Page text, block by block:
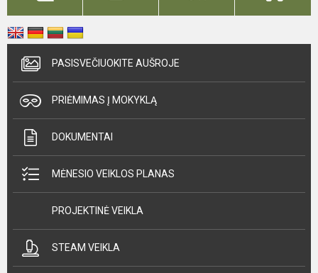
PASISVEČIUOKITE AUŠROJE
PRIĖMIMAS Į MOKYKLĄ
DOKUMENTAI
MĖNESIO VEIKLOS PLANAS
PROJEKTINĖ VEIKLA
STEAM VEIKLA